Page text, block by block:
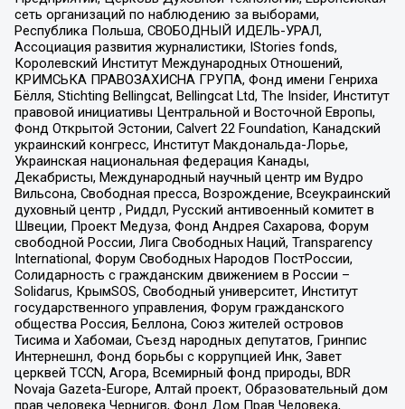
сеть организаций по наблюдению за выборами,
Республика Польша, СВОБОДНЫЙ ИДЕЛЬ-УРАЛ,
Ассоциация развития журналистики, IStories fonds,
Королевский Институт Международных Отношений,
КРИМСЬКА ПРАВОЗАХИСНА ГРУПА, Фонд имени Генриха
Бёлля, Stichting Bellingcat, Bellingcat Ltd, The Insider, Институт
правовой инициативы Центральной и Восточной Европы,
Фонд Открытой Эстонии, Calvert 22 Foundation, Канадский
украинский конгресс, Институт Макдональда-Лорье,
Украинская национальная федерация Канады,
Декабристы, Международный научный центр им Вудро
Вильсона, Свободная пресса, Возрождение, Всеукраинский
духовный центр , Риддл, Русский антивоенный комитет в
Швеции, Проект Медуза, Фонд Андрея Сахарова, Форум
свободной России, Лига Свободных Наций, Transparеncy
International, Форум Свободных Народов ПостРоссии,
Солидарность с гражданским движением в России –
Solidarus, КрымSOS, Свободный университет, Институт
государственного управления, Форум гражданского
общества Россия, Беллона, Союз жителей островов
Тисима и Хабомаи, Съезд народных депутатов, Гринпис
Интернешнл, Фонд борьбы с коррупцией Инк, Завет
церквей TCCN, Агора, Всемирный фонд природы, BDR
Novaja Gazeta-Europe, Алтай проект, Образовательный дом